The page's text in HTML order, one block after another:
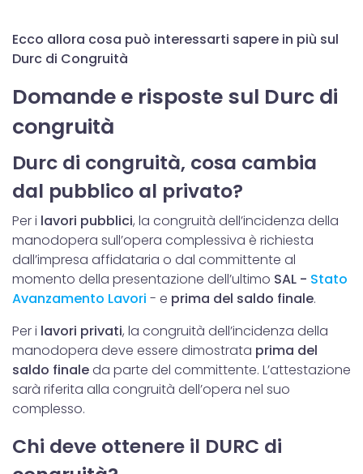
Ecco allora cosa può interessarti sapere in più sul
Durc di Congruità
Domande e risposte sul Durc di
congruità
Durc di congruità, cosa cambia
dal pubblico al privato?
Per i lavori pubblici, la congruità dell’incidenza della
manodopera sull’opera complessiva è richiesta
dall’impresa affidataria o dal committente al
momento della presentazione dell’ultimo SAL - Stato
Avanzamento Lavori - e prima del saldo finale.
Per i lavori privati, la congruità dell’incidenza della
manodopera deve essere dimostrata prima del
saldo finaleda parte del committente. L’attestazione
sarà riferita alla congruità dell’opera nel suo
complesso.
Chi deve ottenere il DURC di